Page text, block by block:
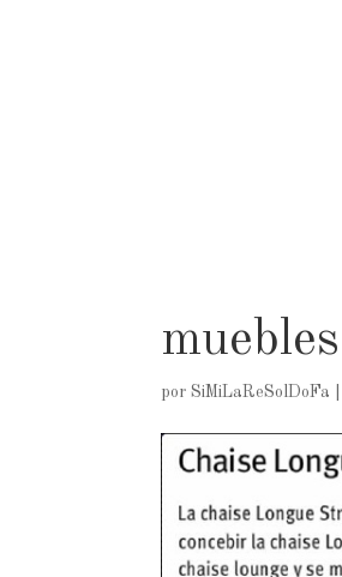
porSiMiLaReSolDoFa